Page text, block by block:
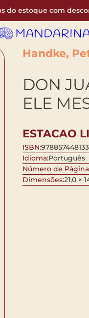
do estoque com
Handke,
DON
ELE
ESTACAO
ISBN:
Idioma:Português
Número de
Dimensões:21,0 ×